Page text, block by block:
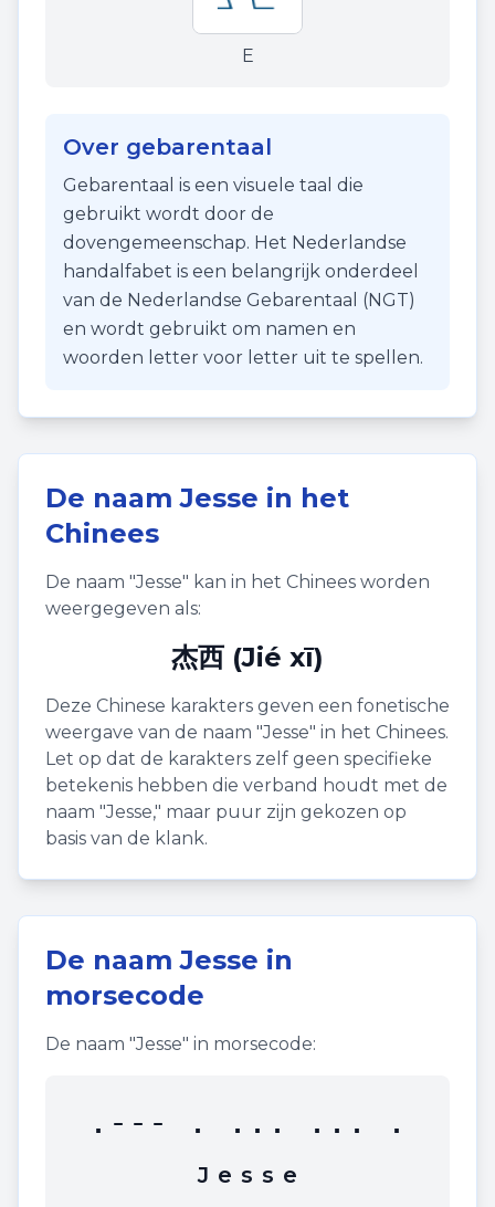
E
Over gebarentaal
Gebarentaal is een visuele taal die
gebruikt wordt door de
dovengemeenschap. Het Nederlandse
handalfabet is een belangrijk onderdeel
van de Nederlandse Gebarentaal (NGT)
en wordt gebruikt om namen en
woorden letter voor letter uit te spellen.
De naamJesse in het
Chinees
De naam "Jesse" kan in het Chinees worden
weergegeven als:
杰西 (Jié xī)
Deze Chinese karakters geven een fonetische
weergave van de naam "Jesse" in het Chinees.
Let op dat de karakters zelf geen specifieke
betekenis hebben die verband houdt met de
naam "Jesse," maar puur zijn gekozen op
basis van de klank.
De naamJesse in
morsecode
De naam "Jesse" in morsecode:
.--- . ... ... .
J e s s e